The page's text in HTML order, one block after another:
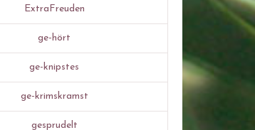
ExtraFreuden
ge-hört
ge-knipstes
ge-krimskramst
gesprudelt